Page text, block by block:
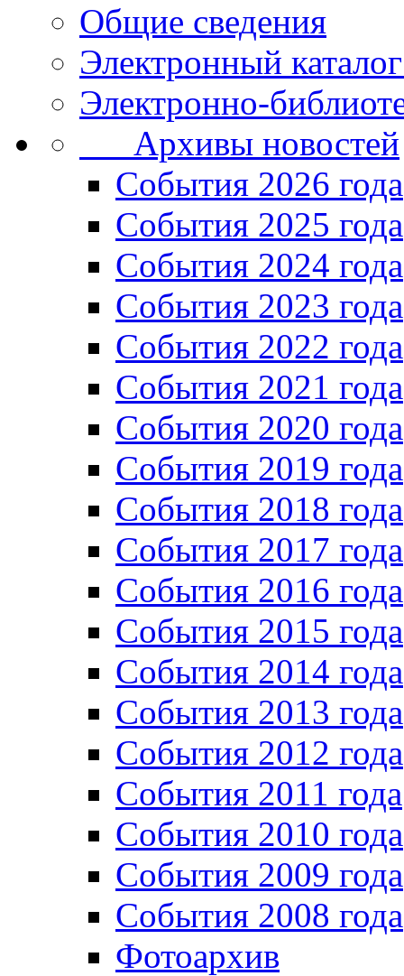
Общие сведения
Электронный
Электронно-
Архивы новостей
Cобытия 2026 года
События 2025 года
События 2024 года
События 2023 года
Cобытия 2022 года
Cобытия 2021 года
События 2020 года
События 2019 года
События 2018 года
События 2017 года
События 2016 года
События 2015 года
События 2014 года
События 2013 года
События 2012 года
События 2011 года
События 2010 года
События 2009 года
События 2008 года
Фотоархив